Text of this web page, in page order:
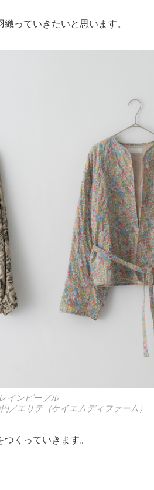
っていきたいと思います。
インピープル
エリテ（ケイエムディファーム）
くっていきます。